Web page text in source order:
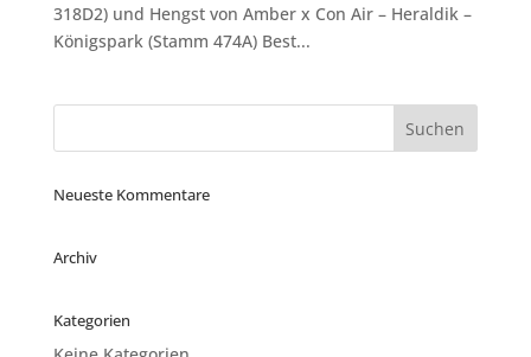
318D2) und Hengst von Amber x Con Air – Heraldik –
Königspark (Stamm 474A) Best...
Neueste Kommentare
Archiv
Kategorien